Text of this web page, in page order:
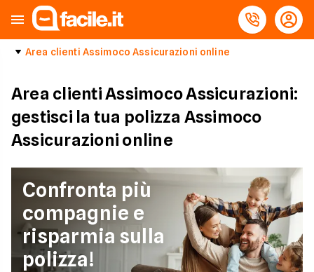
Area clienti Assimoco Assicurazioni online
Area clienti Assimoco Assicurazioni:
gestisci la tua polizza Assimoco
Assicurazioni online
Confronta più
compagnie e
risparmia sulla
polizza!